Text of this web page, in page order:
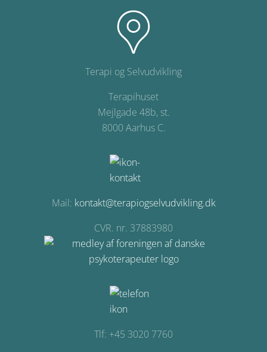
Terapi og Selvudvikling
Terapihuset
Mejlgade 48b, st.
8000 Aarhus C.
Mail: kontakt@terapiogselvudvikling.dk
CVR. nr. 37883980
Tlf: +45 3020 7760